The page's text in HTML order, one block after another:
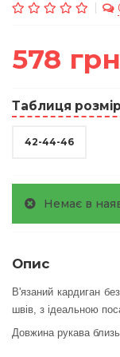
578 грн
Таблиця
42-44-46
Немає в
Опис
В'язаний кардиган
швів, з ідеальною
Довжина рукава